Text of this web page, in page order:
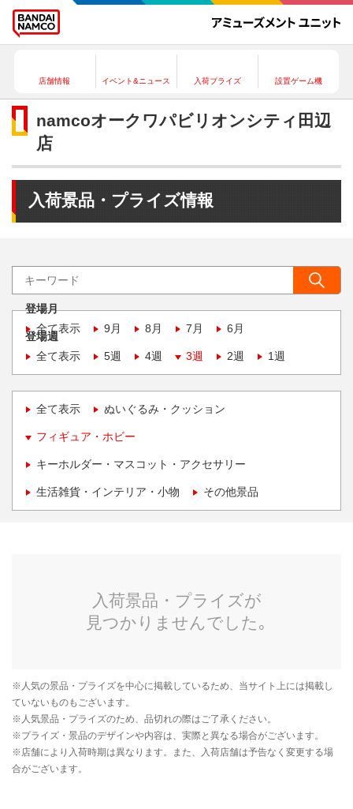
店舗情報 イベント&ニュース 入荷プライズ 設置ゲーム機
namcoオークワパビリオンシティ田辺
店
入荷景品・プライズ情報
登場月
全て表示
9月 8月 7月 6月
登場週
全て表示
5週 4週 3週 2週 1週
全て表示 ぬいぐるみ・クッション
フィギュア・ホビー
キーホルダー・マスコット・アクセサリー
生活雑貨・インテリア・小物 その他景品